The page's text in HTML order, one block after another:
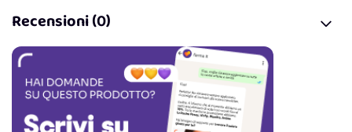
Recensioni (0)